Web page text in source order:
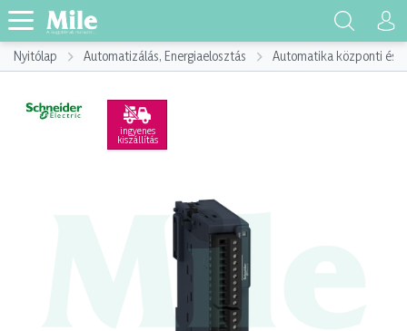
Nyitólap Automatizálás, Energiaelosztás Automatika központi és
ingyenes
kiszállítás